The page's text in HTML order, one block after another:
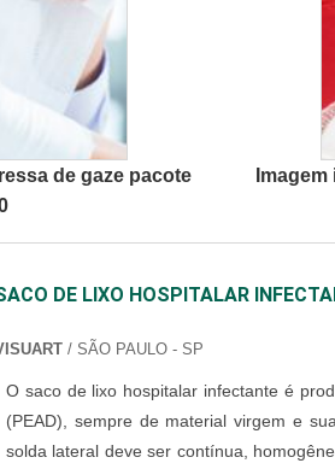
de gaze pacote
DE LIXO HOSPITALAR
/ SÃO PAULO - SP
O saco de lixo hospitalar infectante é
(PEAD), sempre de material virgem e
solda lateral deve ser contínua,